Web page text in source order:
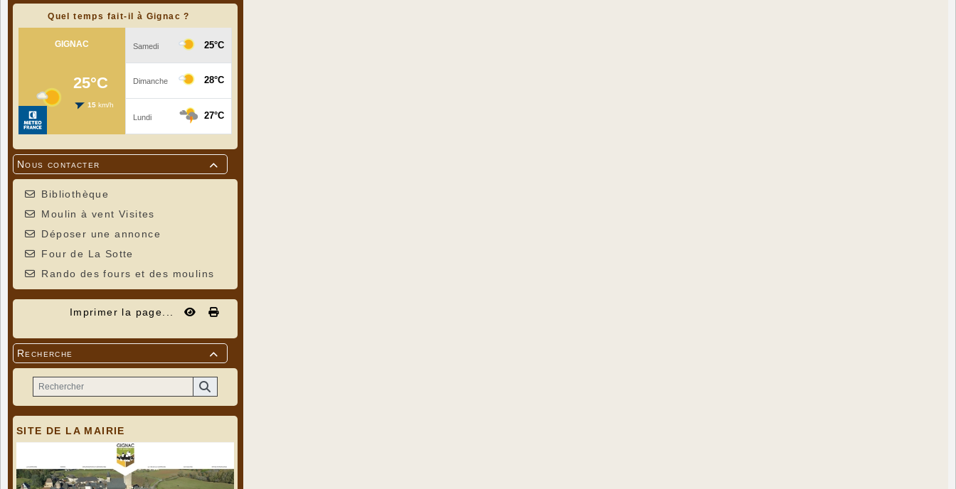
Quel temps fait-il à Gignac ?

Nous contacter
Bibliothèque
Moulin à vent Visites
Déposer une annonce
Four de La Sotte
Rando des fours et des moulins
Imprimer la page...

Recherche
SITE DE LA MAIRIE